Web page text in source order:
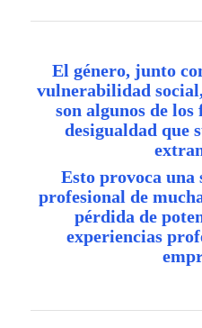
El género, junto
vulnerabilidad
son algunos de
desigualdad que
Esto provoca
profesional de
pérdida de
experiencias